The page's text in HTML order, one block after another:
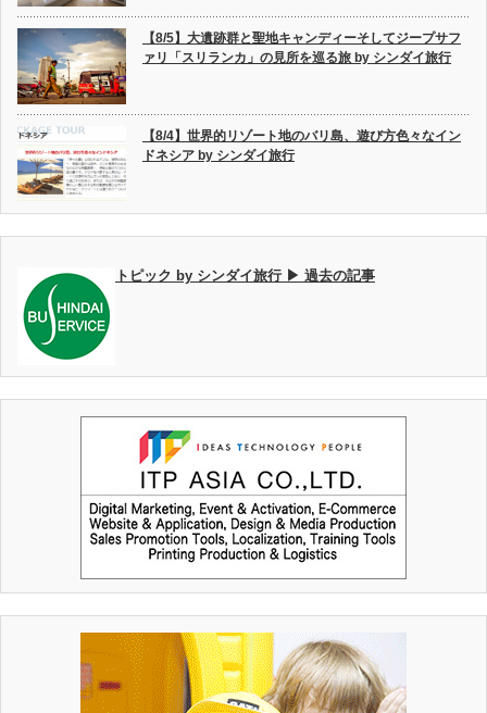
【8/5】大遺跡群と聖地キャンディーそしてジープサフ
ァリ「スリランカ」の見所を巡る旅 by シンダイ旅行
【8/4】世界的リゾート地のバリ島、遊び方色々なイン
ドネシア by シンダイ旅行
トピック by シンダイ旅行 ▶ 過去の記事